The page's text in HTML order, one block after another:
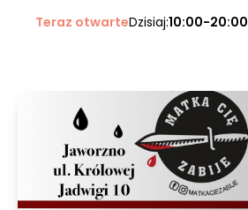
Teraz otwarteDzisiaj:10:00-20:00